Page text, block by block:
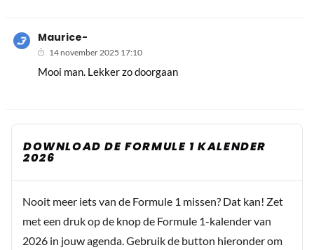
Maurice-
14 november 2025 17:10
Mooi man. Lekker zo doorgaan
DOWNLOAD DE FORMULE 1 KALENDER
2026
Nooit meer iets van de Formule 1 missen? Dat kan! Zet
met een druk op de knop de Formule 1-kalender van
2026 in jouw agenda. Gebruik de button hieronder om